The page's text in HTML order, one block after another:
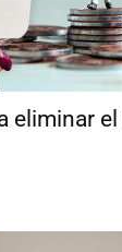
eliminar